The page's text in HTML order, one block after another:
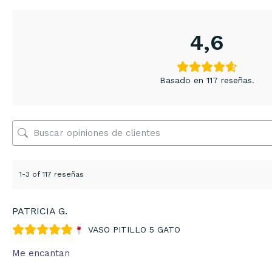
4,6
Basado en 117 reseñas.
1-3 of 117 reseñas
PATRICIA G.
VASO PITILLO 5 GATO
Me encantan